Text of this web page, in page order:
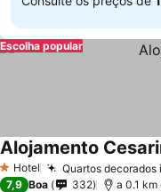
Escolha popular
1 Estrelas
Hotel Quartos
Alojamento
7,9 Boa 332 a 0.1